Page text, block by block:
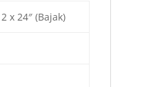
x 24″ (Bajak)